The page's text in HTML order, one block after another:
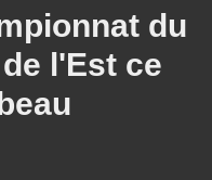
du
l'Est ce